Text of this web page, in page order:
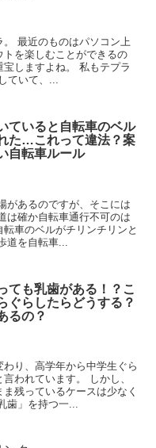
最近のものはパソコン上
を楽しむことができるの
しますよね。 私もテプラ
ていて、...
ていると自転車のベル
た…これって違法？案
自転車ルール
があるのですが、そこには
は確か自転車通行不可のは
車のベルがチリンチリンと
道を自転車...
ても乳歯がある！？こ
ぐらしたらどうする？
るの？
り、高学年から中学生ぐら
われています。 しかし、
残っているケースは少なく
歯」を持つ一...